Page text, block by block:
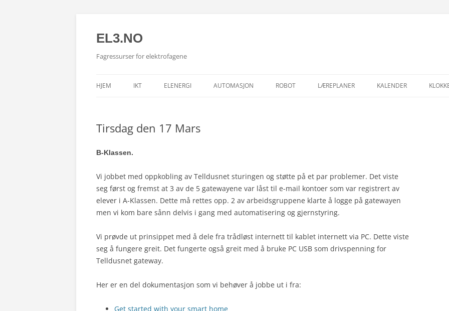
EL3.NO
Fagressurser for elektrofagene
til
HJEM IKT ELENERGI AUTOMASJON ROBOT LÆREPLANER KALENDER
Tirsdag den 17 Mars
B-Klassen.
Vi jobbet med oppkobling av Telldusnet sturingen og støtte på et par problemer. Det viste
seg først og fremst at 3 av de 5 gatewayene var låst til e-mail kontoer som var registrert av
elever i A-Klassen. Dette må rettes opp. 2 av arbeidsgruppene klarte å logge på gatewayen
men vi kom bare sånn delvis i gang med automatisering og gjernstyring.
Vi prøvde ut prinsippet med å dele fra trådløst internett til kablet internett via PC. Dette viste
seg å fungere greit. Det fungerte også greit med å bruke PC USB som drivspenning for
Telldusnet gateway.
Her er en del dokumentasjon som vi behøver å jobbe ut i fra:
Get started with your smart home